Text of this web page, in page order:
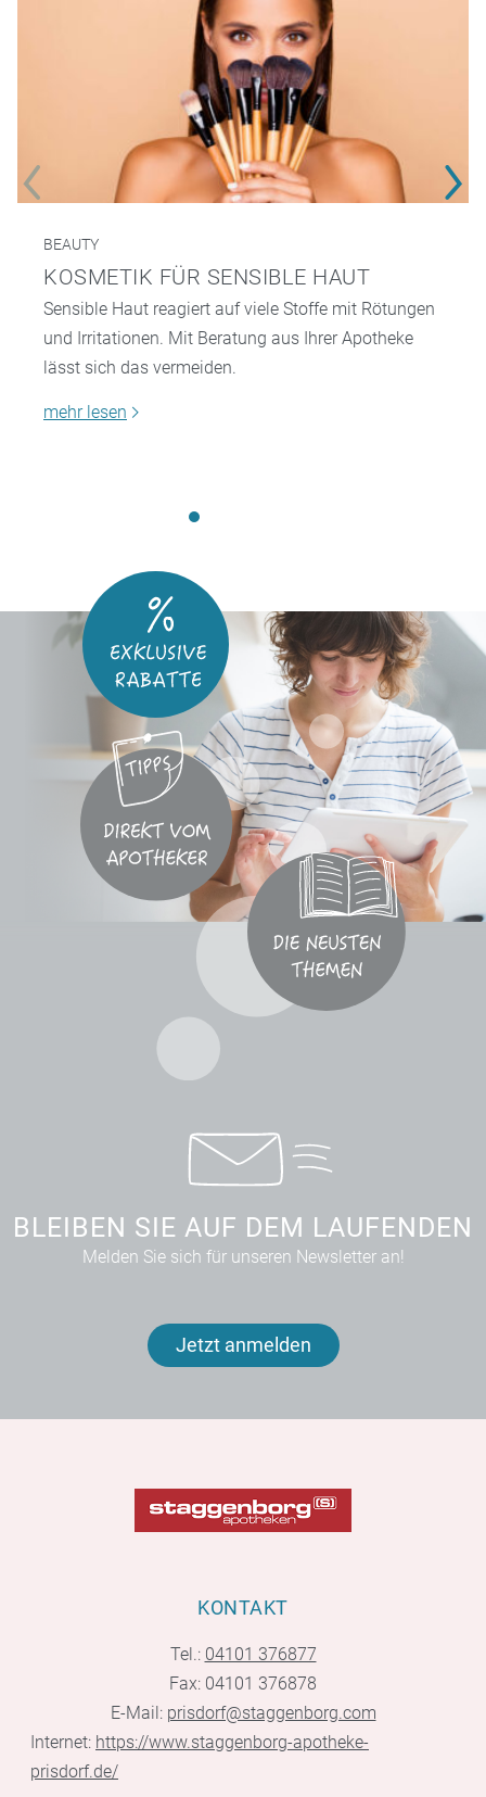
BEAUTY
KOSMETIK FÜR SENSIBLE HAUT
Sensible Haut reagiert auf viele Stoffe mit Rötungen
und Irritationen. Mit Beratung aus Ihrer Apotheke
lässt sich das vermeiden.
mehr lesen
BLEIBEN SIE AUF DEM LAUFENDEN
Melden Sie sich für unseren Newsletter an!
Jetzt anmelden
KONTAKT
Tel.: 04101 376877
Fax: 04101 376878
E-Mail: prisdorf@staggenborg.com
Internet: https://www.staggenborg-apotheke-
prisdorf.de/